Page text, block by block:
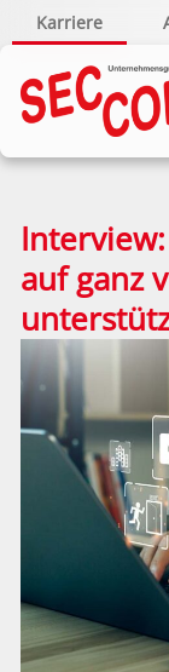
Karriere
auf ganz